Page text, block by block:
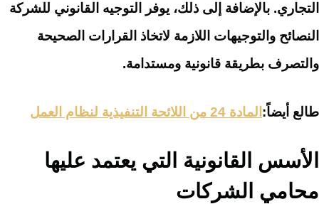
التجاري. بالإضافة إلى ذلك، يوفر التوجيه القانوني للشركة
النصائح والتوجيهات اللازمة لاتخاذ القرارات الصحيحة
والتصرف بطريقة قانونية ومستدامة.
طالع أيضاً: المادة 24 من اللائحة التنفيذية لنظام العمل
الأسس القانونية التي يعتمد عليها
محامي الشركات